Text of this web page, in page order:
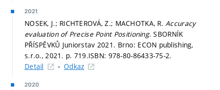
2021
NOSEK, J.; RICHTEROVÁ, Z.; MACHOTKA, R.Accuracy
evaluation of Precise Point Positioning.SBORNÍK
PŘÍSPĚVKŮ Juniorstav 2021. Brno: ECON publishing,
s.r.o., 2021. p. 719.ISBN: 978-80-86433-75-2.
Detail
Odkaz
2020